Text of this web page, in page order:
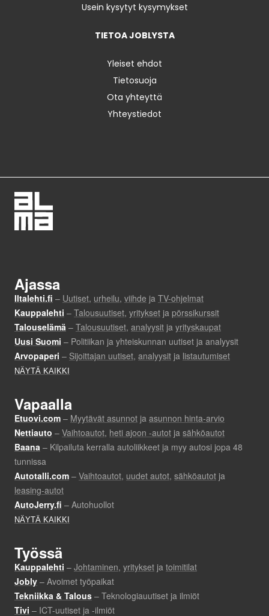
Usein kysytyt kysymykset
TIETOA JOBLYSTA
Yleiset ehdot
Tietosuoja
Ota yhteyttä
Yhteystiedot